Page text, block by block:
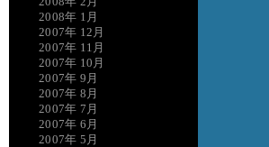
2008年 1月
2007年 12月
2007年 11月
2007年 10月
2007年 9月
2007年 8月
2007年 7月
2007年 6月
2007年 5月